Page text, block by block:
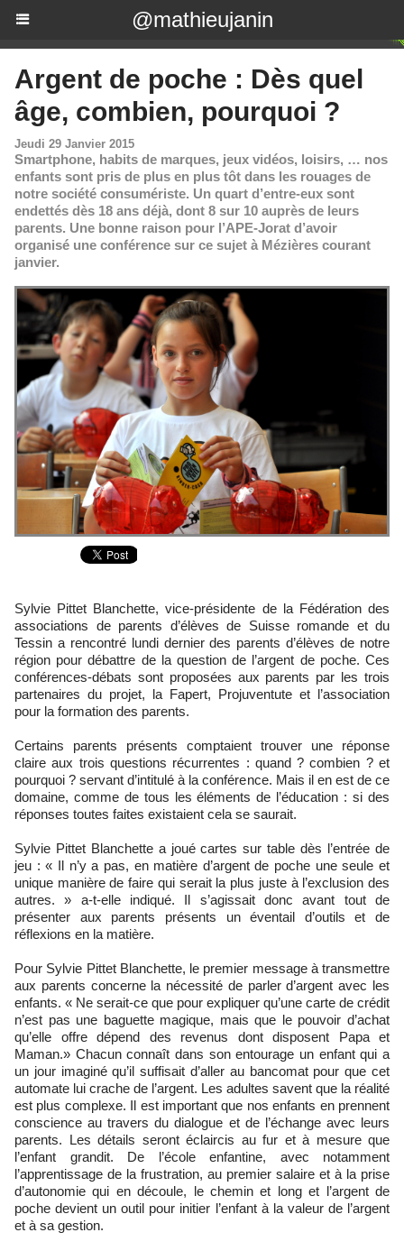
@mathieujanin
Argent de poche : Dès quel
âge, combien, pourquoi ?
Jeudi 29 Janvier 2015
Smartphone, habits de marques, jeux vidéos, loisirs, … nos
enfants sont pris de plus en plus tôt dans les rouages de
notre société consumériste. Un quart d’entre-eux sont
endettés dès 18 ans déjà, dont 8 sur 10 auprès de leurs
parents. Une bonne raison pour l’APE-Jorat d’avoir
organisé une conférence sur ce sujet à Mézières courant
janvier.
Sylvie Pittet Blanchette, vice-présidente de la Fédération des
associations de parents d’élèves de Suisse romande et du
Tessin a rencontré lundi dernier des parents d’élèves de notre
région pour débattre de la question de l’argent de poche. Ces
conférences-débats sont proposées aux parents par les trois
partenaires du projet, la Fapert, Projuventute et l’association
pour la formation des parents.
Certains parents présents comptaient trouver une réponse
claire aux trois questions récurrentes : quand ? combien ? et
pourquoi ? servant d’intitulé à la conférence. Mais il en est de ce
domaine, comme de tous les éléments de l’éducation : si des
réponses toutes faites existaient cela se saurait.
Sylvie Pittet Blanchette a joué cartes sur table dès l’entrée de
jeu : « Il n’y a pas, en matière d’argent de poche une seule et
unique manière de faire qui serait la plus juste à l’exclusion des
autres. » a-t-elle indiqué. Il s’agissait donc avant tout de
présenter aux parents présents un éventail d’outils et de
réflexions en la matière.
Pour Sylvie Pittet Blanchette, le premier message à transmettre
aux parents concerne la nécessité de parler d’argent avec les
enfants. « Ne serait-ce que pour expliquer qu’une carte de crédit
n’est pas une baguette magique, mais que le pouvoir d’achat
qu’elle offre dépend des revenus dont disposent Papa et
Maman.» Chacun connaît dans son entourage un enfant qui a
un jour imaginé qu’il suffisait d’aller au bancomat pour que cet
automate lui crache de l’argent. Les adultes savent que la réalité
est plus complexe. Il est important que nos enfants en prennent
conscience au travers du dialogue et de l’échange avec leurs
parents. Les détails seront éclaircis au fur et à mesure que
l’enfant grandit. De l’école enfantine, avec notamment
l’apprentissage de la frustration, au premier salaire et à la prise
d’autonomie qui en découle, le chemin et long et l’argent de
poche devient un outil pour initier l’enfant à la valeur de l’argent
et à sa gestion.